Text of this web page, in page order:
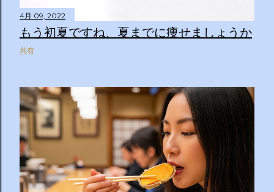
4月 09, 2022
もう初夏ですね、夏までに痩せましょうか
共有